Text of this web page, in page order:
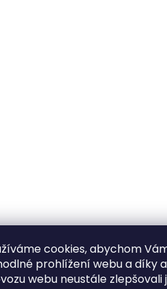
cookies, abychom
prohlížení webu a díky
webu neustále zlepšovali